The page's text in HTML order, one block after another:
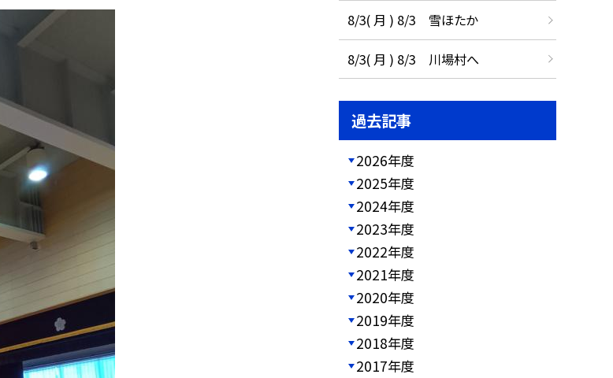
8/3( 月 ) 8/3 雪ほたか
8/3( 月 ) 8/3 川場村へ
過去記事
2026年度
2025年度
2024年度
2023年度
2022年度
2021年度
2020年度
2019年度
2018年度
2017年度